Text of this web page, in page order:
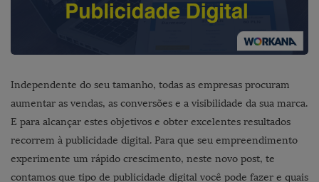
Independente do seu tamanho, todas as empresas procuram
aumentar as vendas, as conversões e a visibilidade da sua marca.
E para alcançar estes objetivos e obter excelentes resultados
recorrem à publicidade digital. Para que seu empreendimento
experimente um rápido crescimento, neste novo post, te
contamos que tipo de publicidade digital você pode fazer e quais